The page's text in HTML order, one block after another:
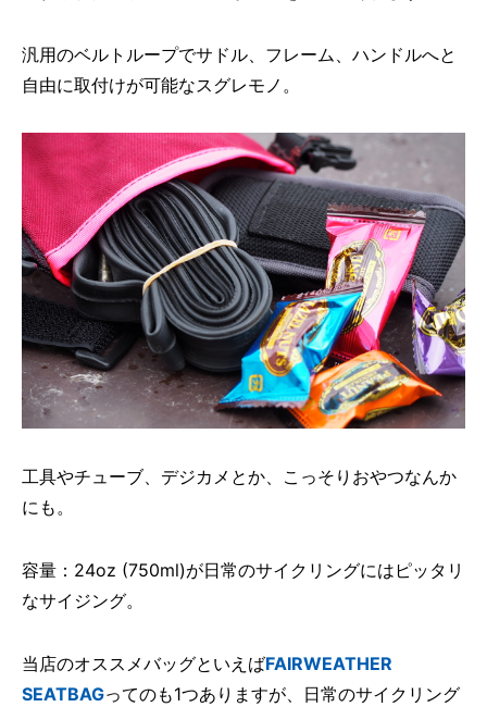
汎用のベルトループでサドル、フレーム、ハンドルへと
自由に取付けが可能なスグレモノ。
工具やチューブ、デジカメとか、こっそりおやつなんか
にも。
容量：24oz (750ml)が日常のサイクリングにはピッタリ
なサイジング。
当店のオススメバッグといえばFAIRWEATHER
SEATBAGってのも1つありますが、日常のサイクリング